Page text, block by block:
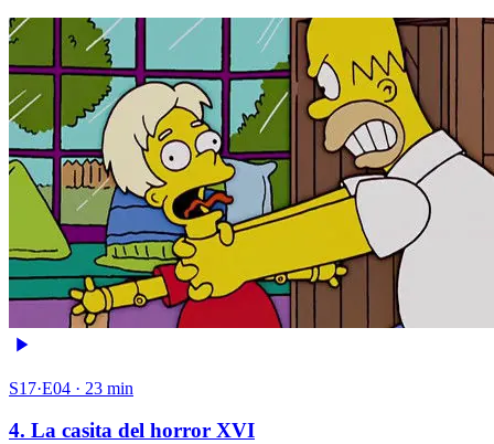
S17·E04 · 23 min
4. La casita del horror XVI